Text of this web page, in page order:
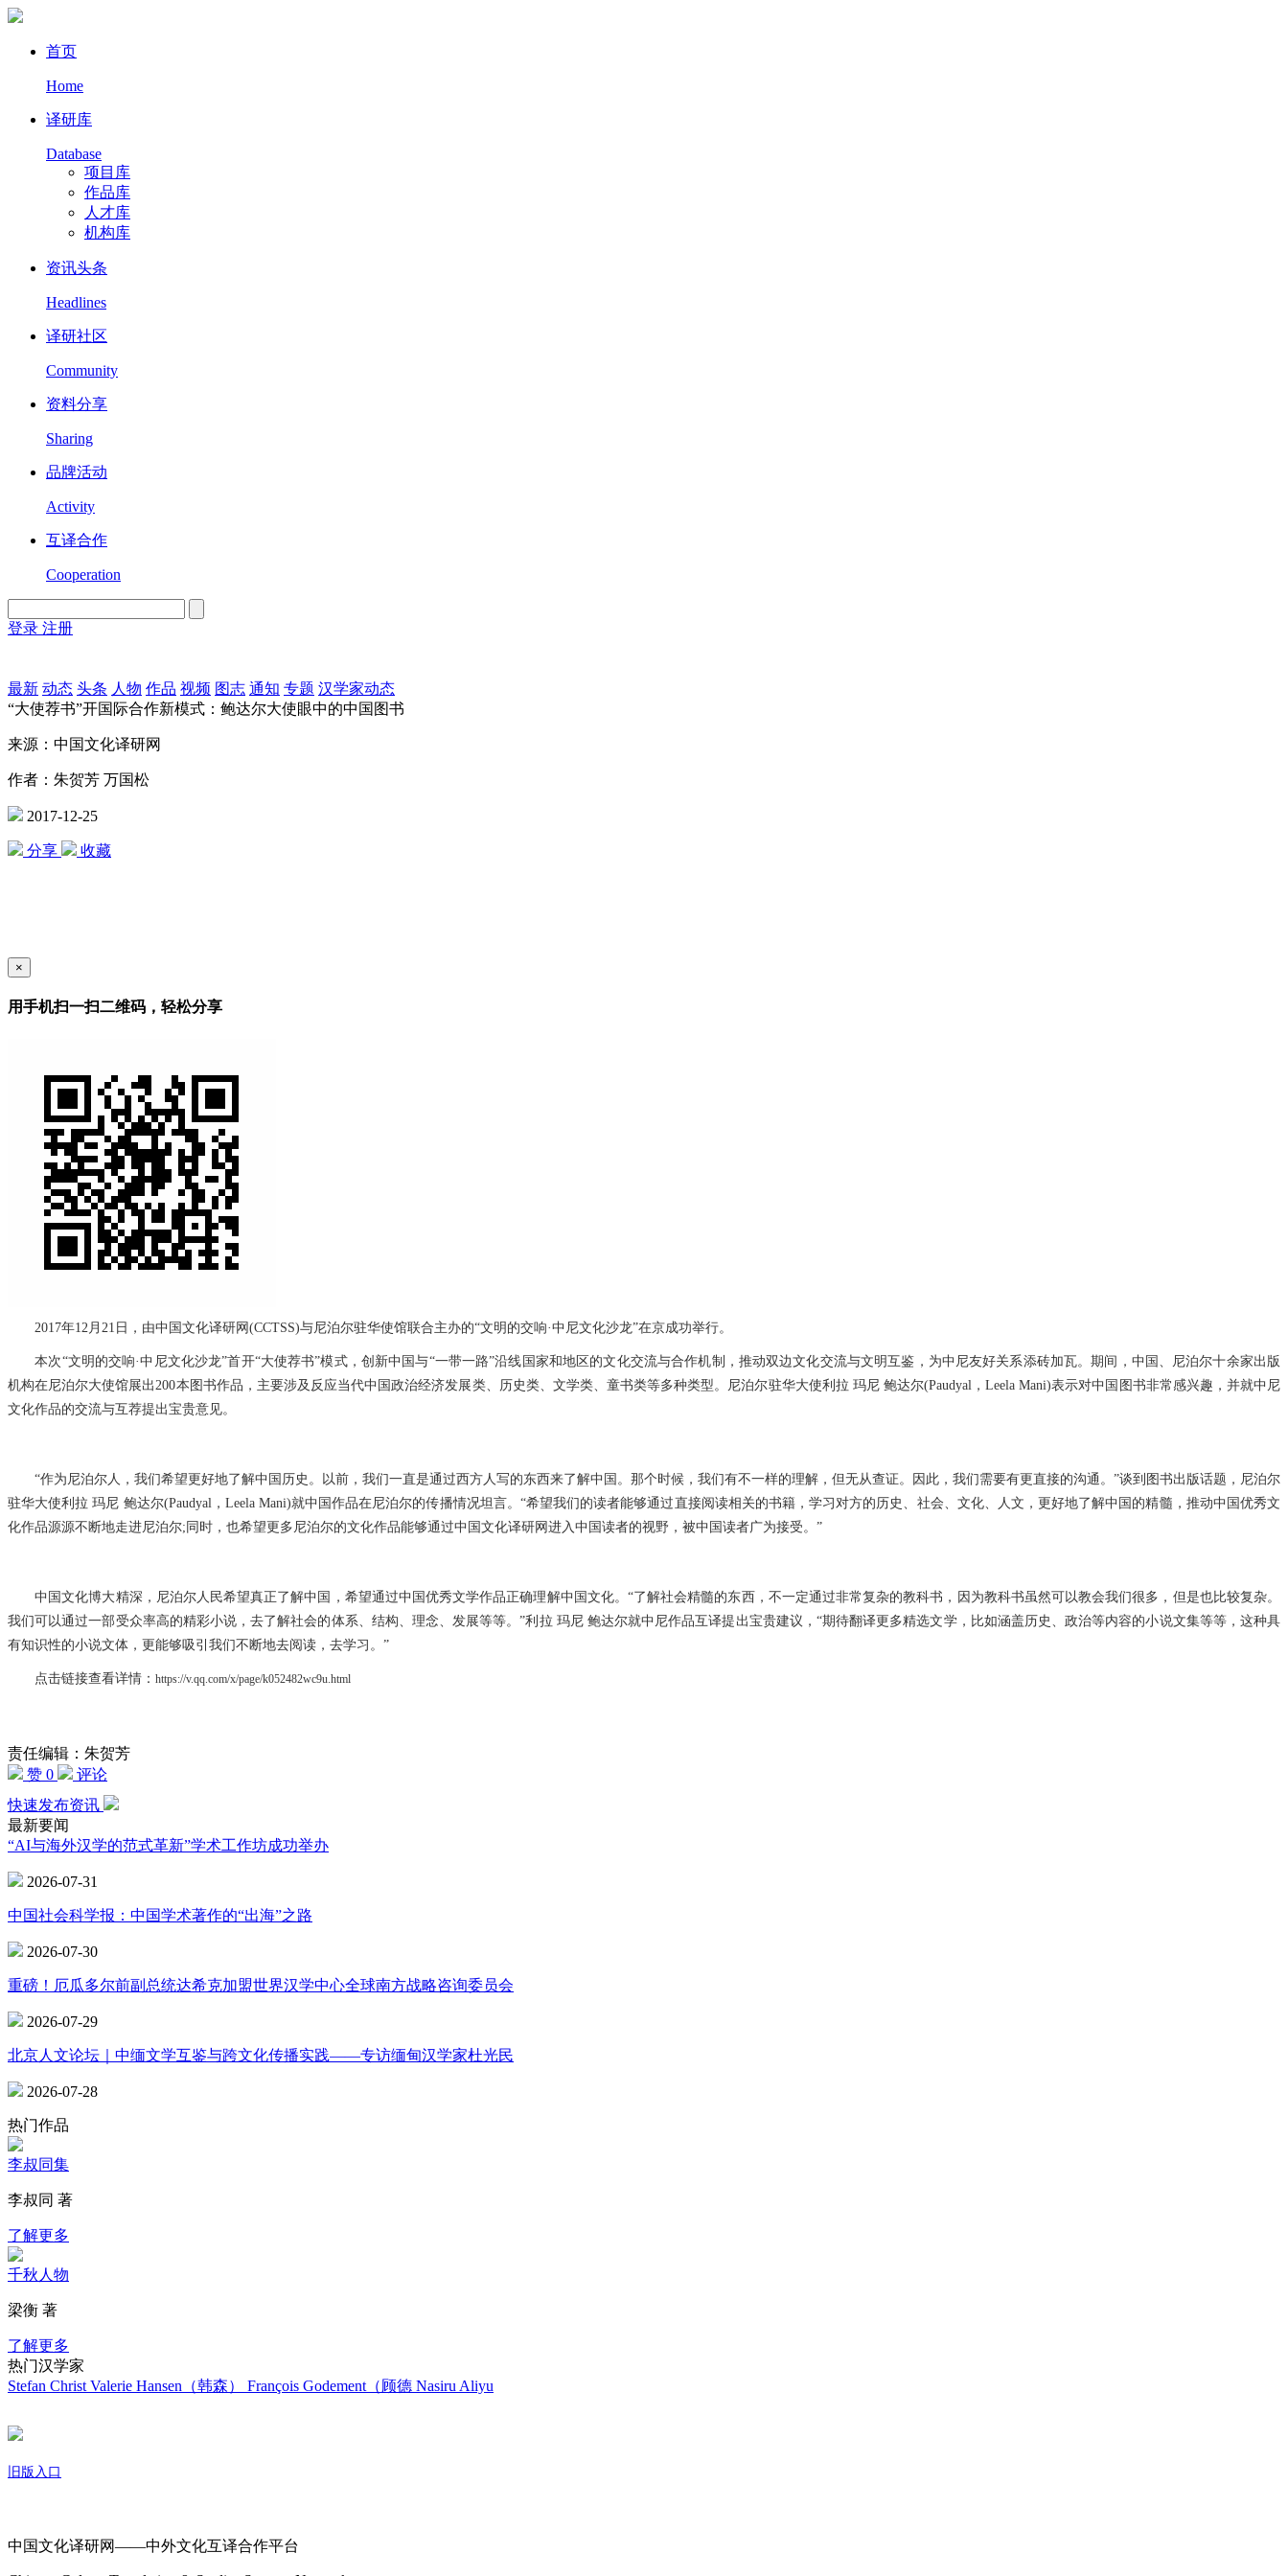
首页
Home
译研库
Database
项目库
作品库
人才库
机构库
资讯头条
Headlines
译研社区
Community
资料分享
Sharing
品牌活动
Activity
互译合作
Cooperation
登录 注册
最新 动态 头条 人物 作品 视频 图志 通知 专题 汉学家动态
“大使荐书”开国际合作新模式：鲍达尔大使眼中的中国图书
来源：中国文化译研网
作者：朱贺芳 万国松
2017-12-25
分享 收藏
×
用手机扫一扫二维码，轻松分享
2017年12月21日，由中国文化译研网(CCTSS)与尼泊尔驻华使馆联合主办的“文明的交响·中尼文化沙龙”在京成功举行。
本次“文明的交响·中尼文化沙龙”首开“大使荐书”模式，创新中国与“一带一路”沿线国家和地区的文化交流与合作机制，推动双边文化交流与文明互鉴，为中尼友好关系添砖加瓦。期间，中国、尼泊尔十余家出版
机构在尼泊尔大使馆展出200本图书作品，主要涉及反应当代中国政治经济发展类、历史类、文学类、童书类等多种类型。尼泊尔驻华大使利拉 玛尼 鲍达尔(Paudyal，Leela Mani)表示对中国图书非常感兴趣，并就中尼
文化作品的交流与互荐提出宝贵意见。
“作为尼泊尔人，我们希望更好地了解中国历史。以前，我们一直是通过西方人写的东西来了解中国。那个时候，我们有不一样的理解，但无从查证。因此，我们需要有更直接的沟通。”谈到图书出版话题，尼泊尔
驻华大使利拉 玛尼 鲍达尔(Paudyal，Leela Mani)就中国作品在尼泊尔的传播情况坦言。“希望我们的读者能够通过直接阅读相关的书籍，学习对方的历史、社会、文化、人文，更好地了解中国的精髓，推动中国优秀文
化作品源源不断地走进尼泊尔;同时，也希望更多尼泊尔的文化作品能够通过中国文化译研网进入中国读者的视野，被中国读者广为接受。”
中国文化博大精深，尼泊尔人民希望真正了解中国，希望通过中国优秀文学作品正确理解中国文化。“了解社会精髓的东西，不一定通过非常复杂的教科书，因为教科书虽然可以教会我们很多，但是也比较复杂。
我们可以通过一部受众率高的精彩小说，去了解社会的体系、结构、理念、发展等等。”利拉 玛尼 鲍达尔就中尼作品互译提出宝贵建议，“期待翻译更多精选文学，比如涵盖历史、政治等内容的小说文集等等，这种具
有知识性的小说文体，更能够吸引我们不断地去阅读，去学习。”
点击链接查看详情： https://v.qq.com/x/page/k052482wc9u.html
责任编辑：朱贺芳
赞 0
评论
快速发布资讯
最新要闻
“AI与海外汉学的范式革新”学术工作坊成功举办
2026-07-31
中国社会科学报：中国学术著作的“出海”之路
2026-07-30
重磅！厄瓜多尔前副总统达希克加盟世界汉学中心全球南方战略咨询委员会
2026-07-29
北京人文论坛｜中缅文学互鉴与跨文化传播实践——专访缅甸汉学家杜光民
2026-07-28
热门作品
李叔同集
李叔同 著
了解更多
千秋人物
梁衡 著
了解更多
热门汉学家
Stefan Christ Valerie Hansen（韩森） François Godement（顾德 Nasiru Aliyu
旧版入口
中国文化译研网——中外文化互译合作平台